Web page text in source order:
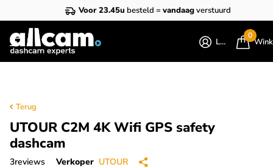
Voor 23.45u besteld = vandaagverstuurd
Login
0
Terug
UTOUR C2M 4K Wifi GPS safety
dashcam
3reviews Verkoper UTOUR